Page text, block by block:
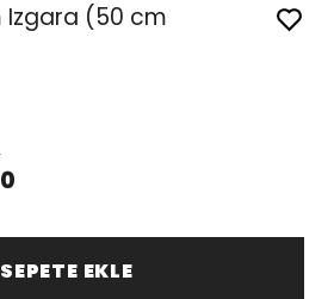
Izgara (50 cm
SEPETE EKLE